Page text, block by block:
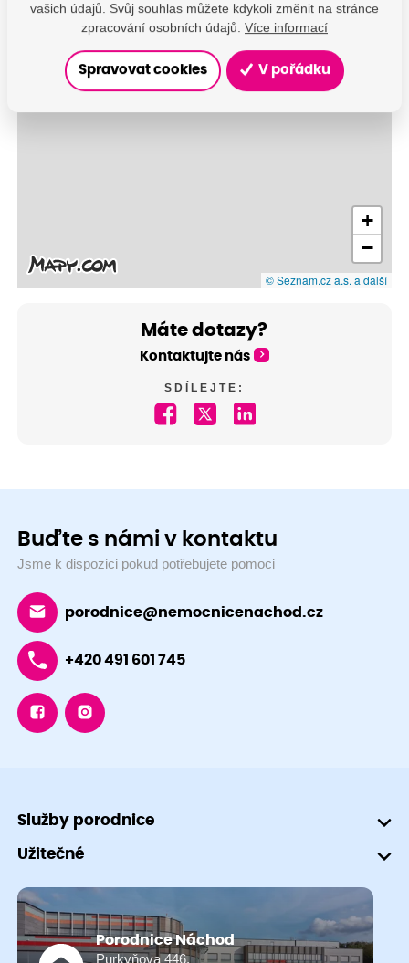
+
−
© Seznam.cz a.s. a další
Máte dotazy?
Kontaktujte nás
SDÍLEJTE:
Buďte s námi v kontaktu
Jsme k dispozici pokud potřebujete pomoci
porodnice@nemocnicenachod.cz
+420 491 601 745
Služby porodnice
Užitečné
Porodnice Náchod
Purkyňova 446,
vašich údajů. Svůj souhlas můžete kdykoli změnit na stránce
zpracování osobních údajů. Více informací
Spravovat cookies V pořádku